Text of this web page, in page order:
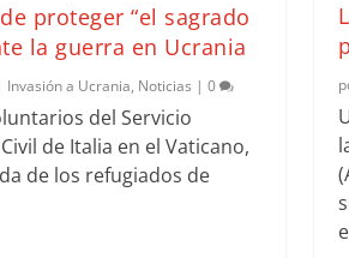
proteger “el sagrado
la guerra en Ucrania
Invasión a Ucrania, Noticias |0
del Servicio
de Italia en el Vaticano,
de los refugiados de